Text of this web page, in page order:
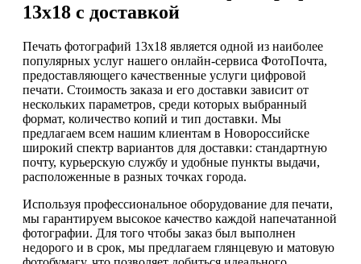
13х18 с доставкой
Печать фотографий 13х18 является одной из наиболее
популярных услуг нашего онлайн-сервиса ФотоПочта,
предоставляющего качественные услуги цифровой
печати. Стоимость заказа и его доставки зависит от
нескольких параметров, среди которых выбранный
формат, количество копий и тип доставки. Мы
предлагаем всем нашим клиентам в Новороссийске
широкий спектр вариантов для доставки: стандартную
почту, курьерскую службу и удобные пункты выдачи,
расположенные в разных точках города.
Используя профессиональное оборудование для печати,
мы гарантируем высокое качество каждой напечатанной
фотографии. Для того чтобы заказ был выполнен
недорого и в срок, мы предлагаем глянцевую и матовую